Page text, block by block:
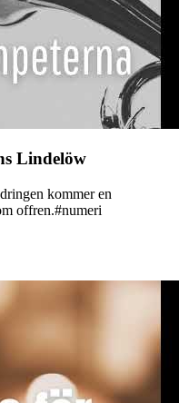
Lindelöw
kommer en
offren.#numeri